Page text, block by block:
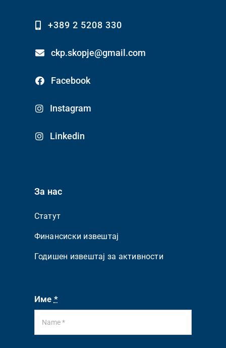
+389 2 5208 330
ckp.skopje@gmail.com
Facebook
Instagram
Linkedin
За нас
Статут
Финансиски извештај
Годишен извештај за активности
Име *